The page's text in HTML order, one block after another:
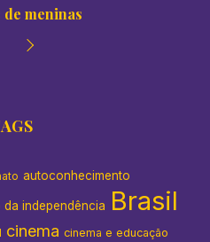
meninas
autoconhecimento
da independência Brasil
cinema cinema e educação